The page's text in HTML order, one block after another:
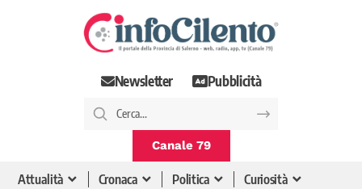
Newsletter Pubblicità
Canale 79
Attualità Cronaca Politica
Curiosità